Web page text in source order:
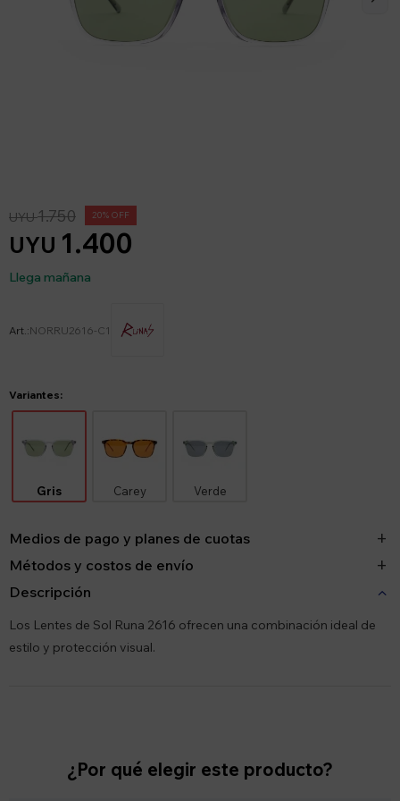
UYU 1.400
UYU1.750 20
Llega mañana
NORRU2616-C1
Variantes:
Gris Carey Verde
Medios de pago y planes de cuotas
Métodos y costos de envío
Descripción
Los Lentes de Sol Runa 2616 ofrecen una combinación ideal de
estilo y protección visual.
¿Por qué elegir este producto?